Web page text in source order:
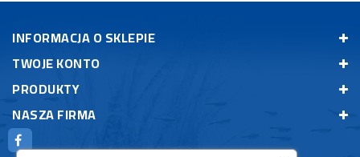
INFORMACJA O SKLEPIE
TWOJE KONTO
PRODUKTY
NASZA FIRMA